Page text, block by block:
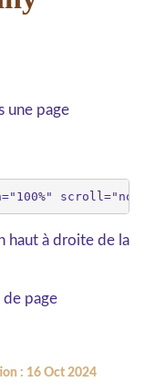
une page
haut à droite de la
page
: 16 Oct 2024